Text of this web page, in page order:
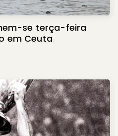
se terça-feira
em Ceuta